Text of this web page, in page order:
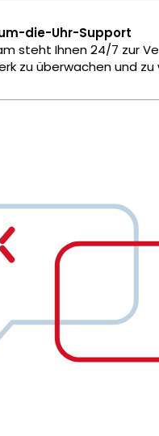
die-Uhr-Support
steht Ihnen 24/7 zur
zu überwachen und zu